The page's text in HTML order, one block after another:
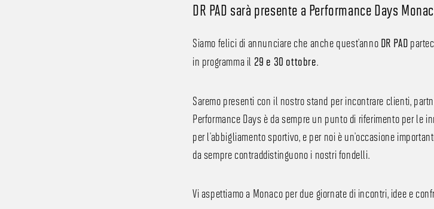
DR PAD sarà presente a Performance Days
Siamo felici di annunciare che anche quest’anno DR PAD
in programma il 29 e 30 ottobre.
Saremo presenti con il nostro stand per incontrare clienti,
Performance Days è da sempre un punto di riferimento per le
per l’abbigliamento sportivo, e per noi è un’occasione
da sempre contraddistinguono i nostri fondelli.
Vi aspettiamo a Monaco per due giornate di incontri, idee e